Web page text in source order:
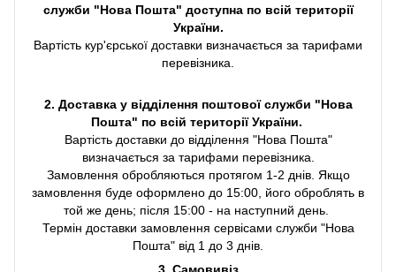
служби "Нова Пошта" доступна по всій території
України.
Вартість кур'єрської доставки визначається за тарифами
перевізника.
2. Доставка у відділення поштової служби "Нова
Пошта" по всій території України.
Вартість доставки до відділення "Нова Пошта"
визначається за тарифами перевізника.
Замовлення обробляються протягом 1-2 днів. Якщо
замовлення буде оформлено до 15:00, його оброблять в
той же день; після 15:00 - на наступний день.
Термін доставки замовлення сервісами служби "Нова
Пошта" від 1 до 3 днів.
3. Самовивіз